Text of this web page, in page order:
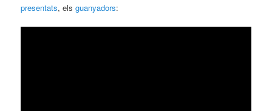
presentats, elsguanyadors: